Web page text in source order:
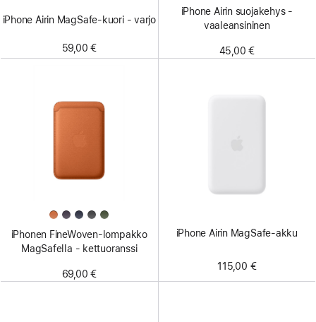
iPhone Airin MagSafe-kuori - varjo
59,00 €
iPhone Airin suoja­kehys -
vaaleansininen
45,00 €
iPhonen FineWoven-lompakko
MagSafella - kettuoranssi
69,00 €
iPhone Airin MagSafe-akku
115,00 €